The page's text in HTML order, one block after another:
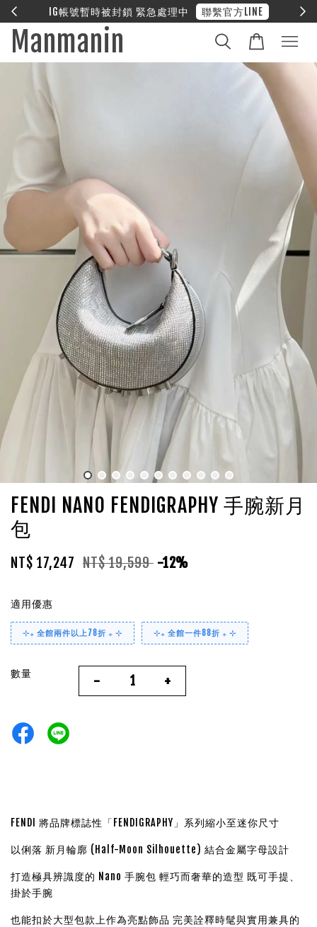
❤︎ 全館滿兩萬享免運
Manmanin
FENDI NANO FENDIGRAPHY 手腕新月
包
NT$ 17,247 NT$ 19,599 -12%
適用優惠
⊹₊ 全館兩件以上78折 ₊ ⊹ ⊹₊ 全館一件88折 ₊ ⊹
數量 - +
FENDI 將品牌標誌性「FENDIGRAPHY」系列縮小至迷你尺寸
以俐落 新月輪廓 (Half-Moon Silhouette) 結合金屬字母設計
打造極具辨識度的 Nano 手腕包 輕巧而奢華的造型 既可手提、
掛於手腕
也能扣於大型包款上作為亮點飾品 完美詮釋時髦與實用兼具的